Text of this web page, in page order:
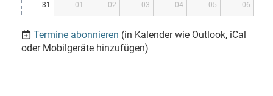
31 01 02 03 04 05 06
Termine abonnieren (in Kalender wie Outlook, iCal
oder Mobilgeräte hinzufügen)